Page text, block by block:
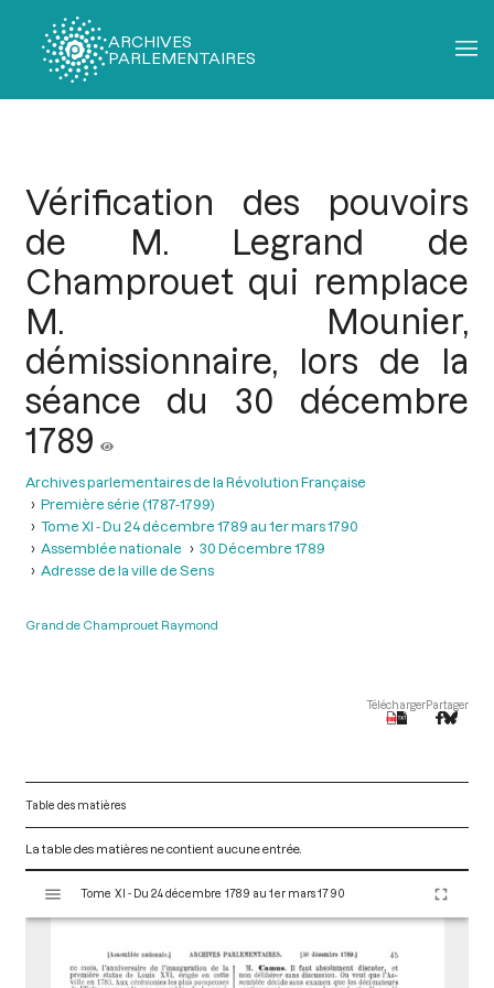
ARCHIVES
PARLEMENTAIRES
Vérification des pouvoirs
de M. Legrand de
Champrouet qui remplace
M. Mounier,
démissionnaire, lors de la
séance du 30 décembre
1789
Archives parlementaires de la Révolution Française
Première série (1787-1799)
Tome XI - Du 24 décembre 1789 au 1er mars 1790
Assemblée nationale
30 Décembre 1789
Adresse de la ville de Sens
Grand de Champrouet Raymond
TéléchargerPartager
Table des matières
La table des matières ne contient aucune entrée.
s
Tome XI - Du 24 décembre 1789 au 1er mars 1790